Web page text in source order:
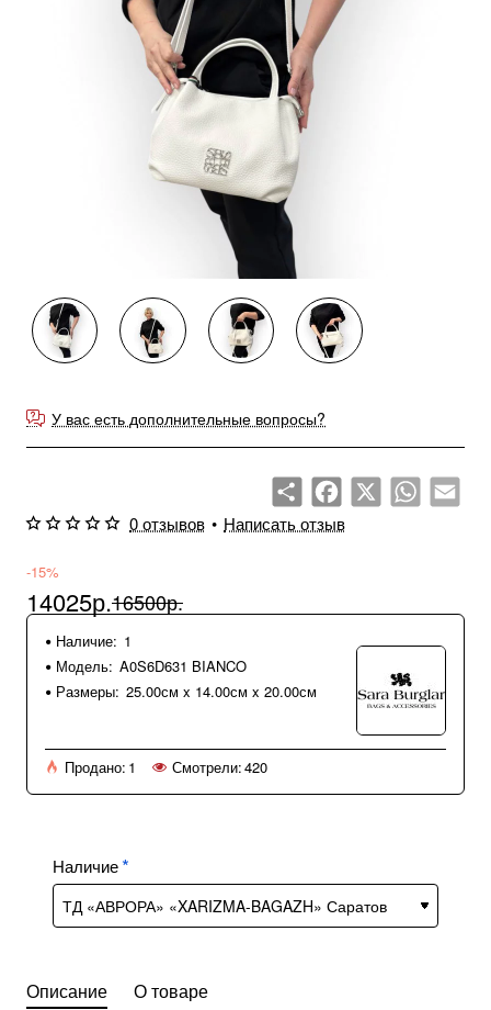
У вас есть дополнительные вопросы?
ShareFacebook
X WhatsApp
0 отзывов • Написать отзыв
-15%
14025р.16500р.
Наличие: 1
Модель: A0S6D631 BIANCO
Размеры: 25.00см x 14.00см x 20.00см
Продано: 1 Смотрели:420
Наличие
Описание О товаре